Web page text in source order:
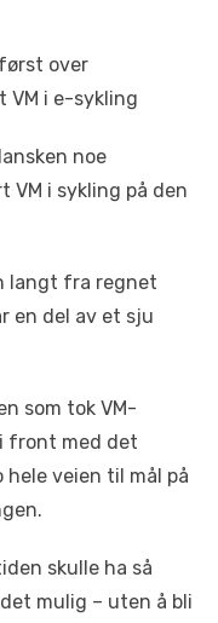
over
VM i e-sykling
noe
VM i sykling på den
langt fra regnet
en del av et sju
som tok VM-
front med det
hele veien til mål på
skulle ha så
mulig – uten å bli